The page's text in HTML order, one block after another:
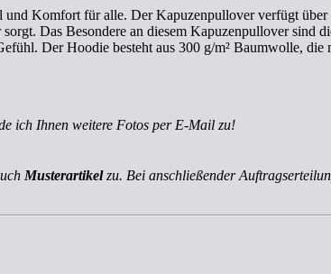
Komfort für alle. Der Kapuzenpullover verfügt
Das Besondere an diesem Kapuzenpullover
Der Hoodie besteht aus 300 g/m² Baumwolle,
ich Ihnen weitere Fotos per E-Mail zu!
Musterartikelzu. Bei anschließender